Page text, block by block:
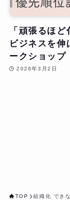
「頑張るほ
ビジネスを伸
ークショップ
2026年3月2日
TOP 組織化 でき